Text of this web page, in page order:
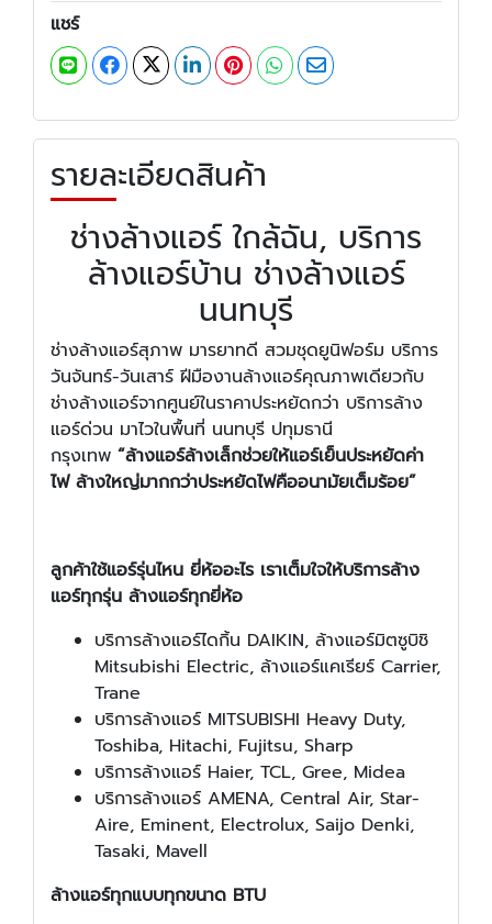
แชร์
รายละเอียดสินค้า
ช่างล้างแอร์ ใกล้ฉัน, บริการ
ล้างแอร์บ้าน ช่างล้างแอร์
นนทบุรี
ช่างล้างแอร์สุภาพ มารยาทดี สวมชุดยูนิฟอร์ม บริการ
วันจันทร์-วันเสาร์ ฝีมืองานล้างแอร์คุณภาพเดียวกับ
ช่างล้างแอร์จากศูนย์ในราคาประหยัดกว่า บริการล้าง
แอร์ด่วน มาไวในพื้นที่ นนทบุรี ปทุมธานี
กรุงเทพ “ล้างแอร์ล้างเล็กช่วยให้แอร์เย็นประหยัดค่า
ไฟ ล้างใหญ่มากกว่าประหยัดไฟคืออนามัยเต็มร้อย”
ลูกค้าใช้แอร์รุ่นไหน ยี่ห้ออะไร เราเต็มใจให้บริการล้าง
แอร์ทุกรุ่น ล้างแอร์ทุกยี่ห้อ
บริการล้างแอร์ไดกิ้น DAIKIN, ล้างแอร์มิตซูบิชิ
Mitsubishi Electric, ล้างแอร์แคเรียร์ Carrier,
Trane
บริการล้างแอร์ MITSUBISHI Heavy Duty,
Toshiba, Hitachi, Fujitsu, Sharp
บริการล้างแอร์ Haier, TCL, Gree, Midea
บริการล้างแอร์ AMENA, Central Air, Star-
Aire, Eminent, Electrolux, Saijo Denki,
Tasaki, Mavell
ล้างแอร์ทุกแบบทุกขนาด BTU